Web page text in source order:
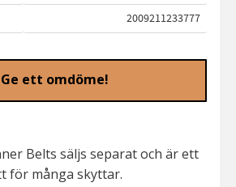
2009211233777
Ge ett omdöme!
Belts säljs separat och är ett
för många skyttar.